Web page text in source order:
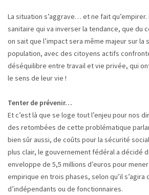
La situation s’aggrave… et ne fait qu’empirer.
sanitaire qui va inverser la tendance, que du
on sait que l’impact sera même majeur sur la
population, avec des citoyens actifs
déséquilibre entre travail et vie privée, qui
le sens de leur vie !
Tenter de prévenir…
Et c’est là que se loge tout l’enjeu pour nos
des retombées de cette problématique
bien sûr aussi, de coûts pour la sécurité
plus clair, le gouvernement fédéral a décidé
enveloppe de 5,5 millions d’euros pour
empirique en trois phases, selon qu’il s’agira
d’indépendants ou de fonctionnaires.